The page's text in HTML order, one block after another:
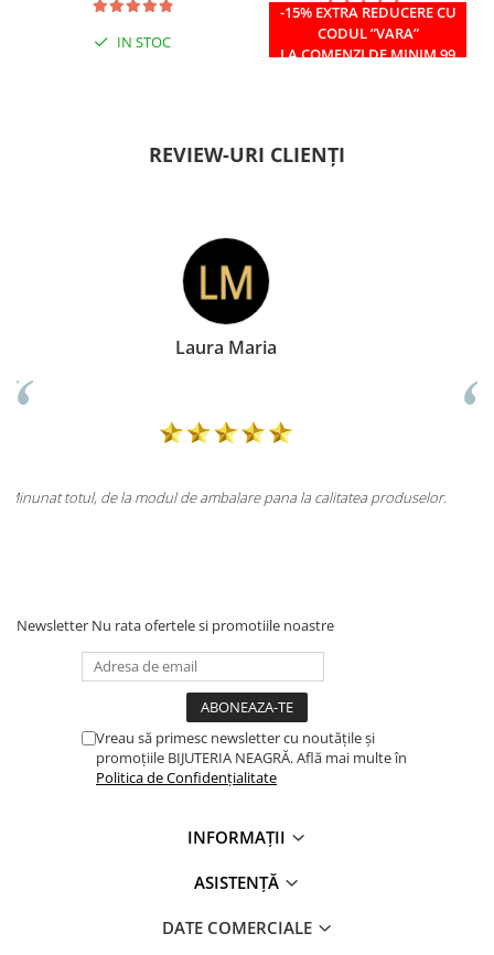
IN STOC
-15% EXTRA REDUCERE CU
CODUL ”VARA”
LA COMENZI DE MINIM 99
IN STOC
REVIEW-URI CLIENȚI
produselor.
Totul la superlativ! Produsul, fix descrierea,
Newsletter Nu rata ofertele si promotiile noastre
Vreau să primesc newsletter cu noutățile și
promoțiile BIJUTERIA NEAGRĂ. Află mai multe în
Politica de Confidențialitate
INFORMAȚII
ASISTENȚĂ
DATE COMERCIALE